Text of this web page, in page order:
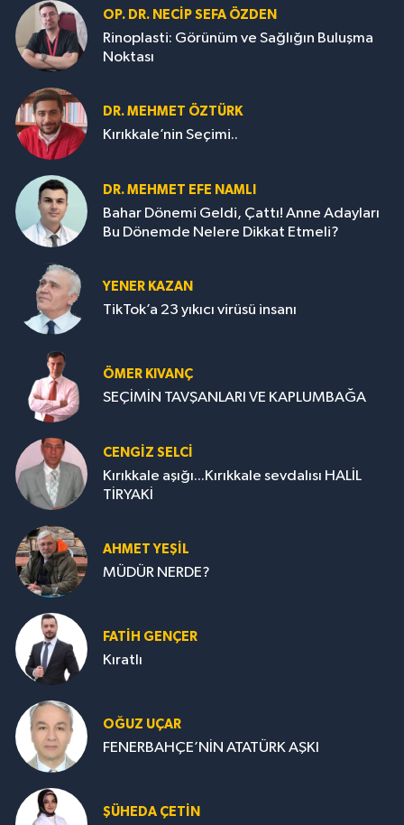
OP. DR. NECIP SEFA ÖZDEN
Rinoplasti: Görünüm ve Sağlığın Buluşma
Noktası
DR. MEHMET ÖZTÜRK
Kırıkkale’nin Seçimi..
DR. MEHMET EFE NAMLI
Bahar Dönemi Geldi, Çattı! Anne Adayları
Bu Dönemde Nelere Dikkat Etmeli?
YENER KAZAN
TikTok’a 23 yıkıcı virüsü insanı
ÖMER KIVANÇ
SEÇİMİN TAVŞANLARI VE KAPLUMBAĞA
CENGİZ SELCİ
Kırıkkale aşığı...Kırıkkale sevdalısı HALİL
TİRYAKİ
AHMET YEŞİL
MÜDÜR NERDE?
FATIH GENÇER
Kıratlı
OĞUZ UÇAR
FENERBAHÇE’NİN ATATÜRK AŞKI
ŞÜHEDA ÇETİN